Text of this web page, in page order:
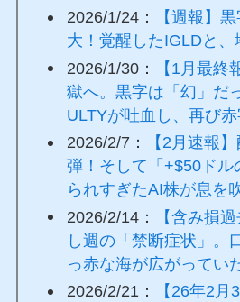
2026/1/24：
【週報】
大！覚醒したIGLDと
2026/1/30：
【1月最終
獄へ。黒字は「幻」だ
ULTYが吐血し、再び
2026/2/7：
【2月速報
弾！そして「+$50ドル
られすぎたAI株が息を
2026/2/14：
【含み損
し週の「禁断症状」。
っ赤な海が広がってい
2026/2/21：
【26年2